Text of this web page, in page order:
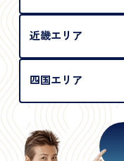
近畿エリア
四国エリア